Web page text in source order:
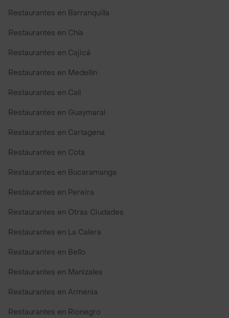
Restaurantes en Barranquilla
Restaurantes en Chía
Restaurantes en Cajicá
Restaurantes en Medellín
Restaurantes en Cali
Restaurantes en Guaymaral
Restaurantes en Cartagena
Restaurantes en Cota
Restaurantes en Bucaramanga
Restaurantes en Pereira
Restaurantes en Otras Ciudades
Restaurantes en La Calera
Restaurantes en Bello
Restaurantes en Manizales
Restaurantes en Armenia
Restaurantes en Rionegro